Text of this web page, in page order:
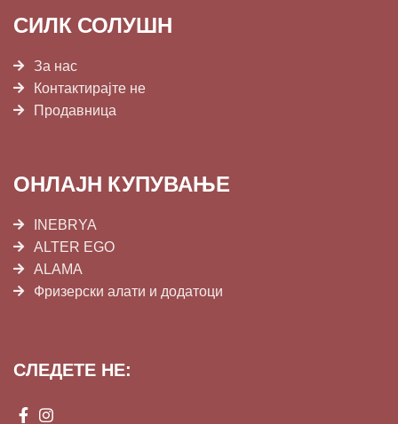
СИЛК СОЛУШН
За нас
Контактирајте не
Продавница
ОНЛАЈН КУПУВАЊЕ
INEBRYA
ALTER EGO
ALAMA
Фризерски алати и додатоци
СЛЕДЕТЕ НЕ: